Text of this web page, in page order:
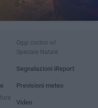
Oggi cucino io!
Speciale Natale
Segnalazioni iReport
Previsioni meteo
Video